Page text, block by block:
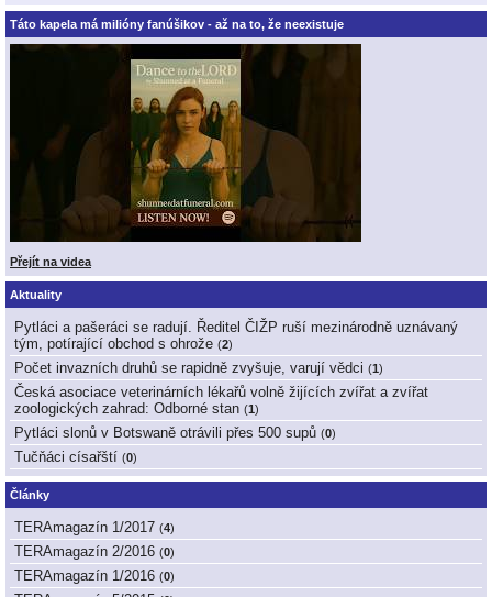
Táto kapela má milióny fanúšikov - až na to, že neexistuje
Přejít na videa
Aktuality
Pytláci a pašeráci se radují. Ředitel ČIŽP ruší mezinárodně uznávaný
tým, potírající obchod s ohrože (2)
Počet invazních druhů se rapidně zvyšuje, varují vědci (1)
Česká asociace veterinárních lékařů volně žijících zvířat a zvířat
zoologických zahrad: Odborné stan (1)
Pytláci slonů v Botswaně otrávili přes 500 supů (0)
Tučňáci císařští (0)
Články
TERAmagazín 1/2017 (4)
TERAmagazín 2/2016 (0)
TERAmagazín 1/2016 (0)